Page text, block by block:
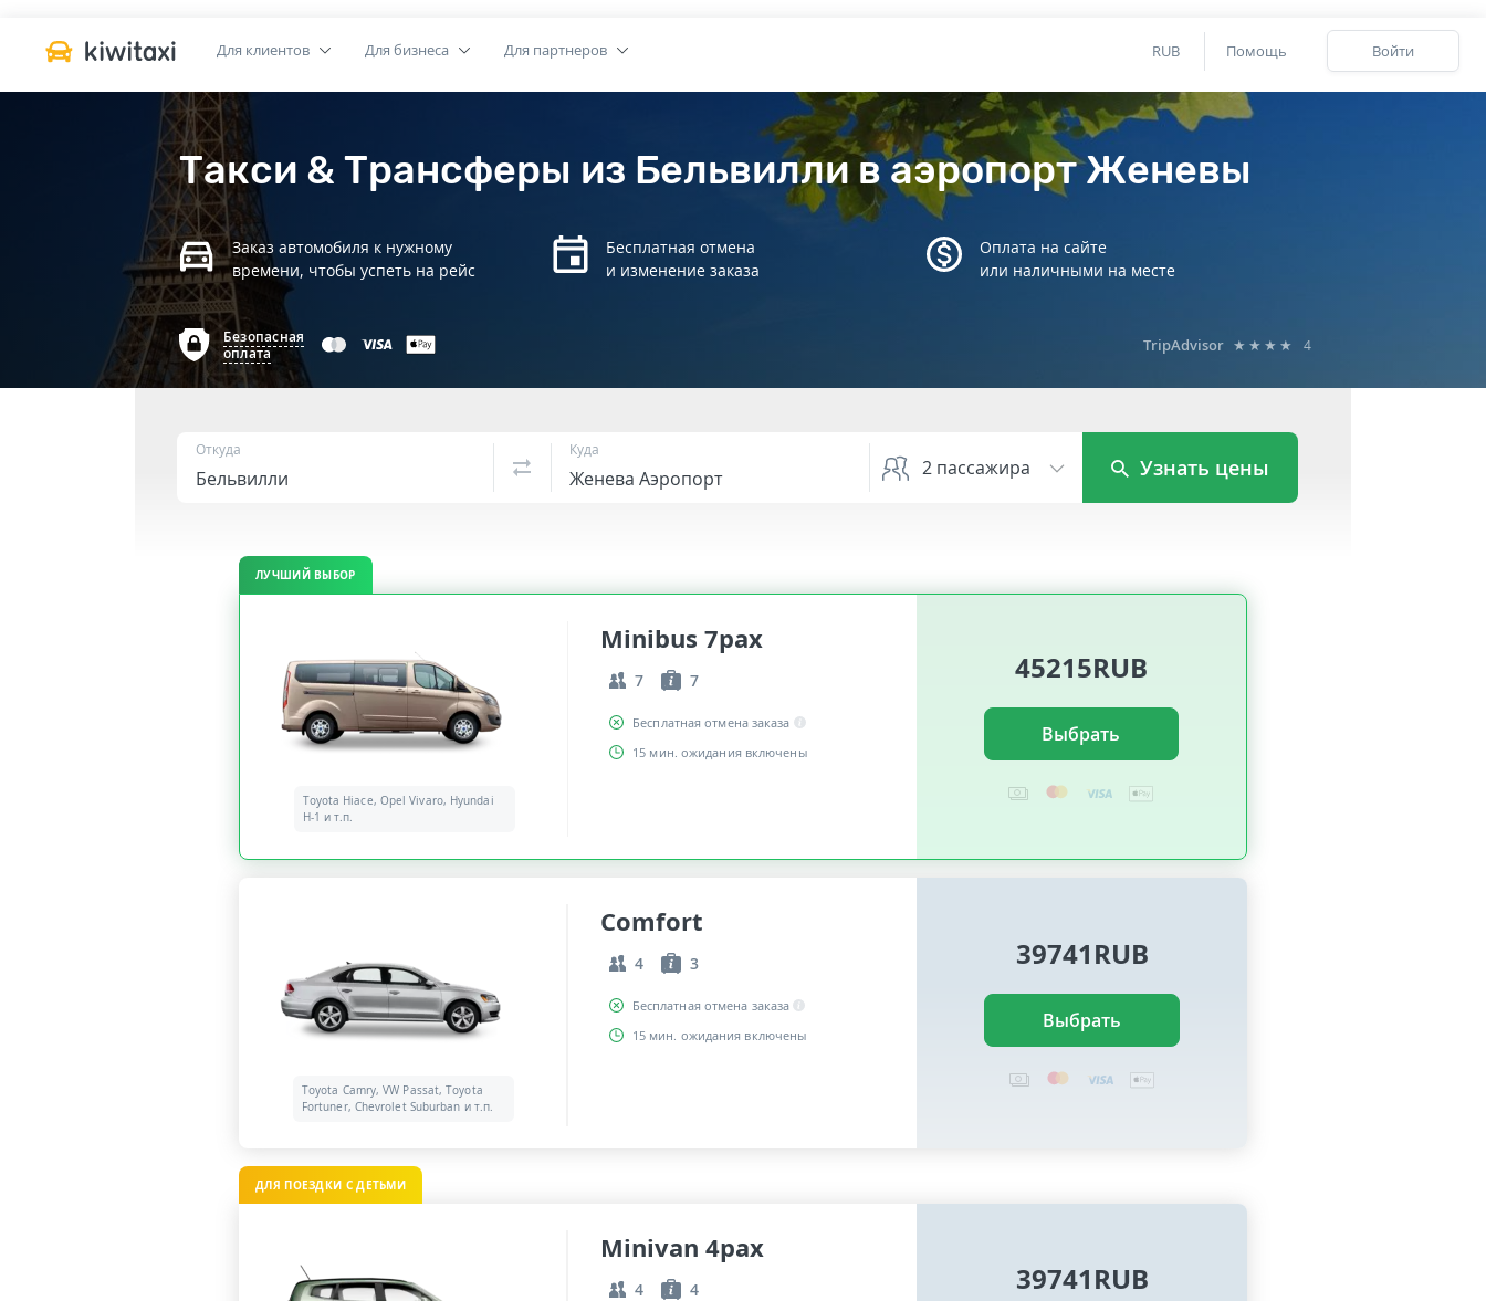
RUB Помощь Войти
Для клиентов Для бизнеса Для партнеров
Такси & Трансферы из Бельвилли в аэропорт Женевы
Заказ автомобиля к нужному
времени, чтобы успеть на рейс
Бесплатная отмена
и изменение заказа
Оплата на сайте
или наличными на месте
Безопасная
оплата
TripAdvisor ★★★★ 4
Откуда Куда
2 пассажира Узнать цены
ЛУЧШИЙ ВЫБОР
Toyota Hiace, Opel Vivaro, Hyundai
H-1 и т.п.
Minibus 7pax
7 7
Бесплатная отмена заказа
15 мин. ожидания включены
45215RUB
Выбрать
Toyota Camry, VW Passat, Toyota
Fortuner, Chevrolet Suburban и т.п.
Comfort
4 3
Бесплатная отмена заказа
15 мин. ожидания включены
39741RUB
Выбрать
ДЛЯ ПОЕЗДКИ С ДЕТЬМИ
Minivan 4pax
4 4 39741RUB